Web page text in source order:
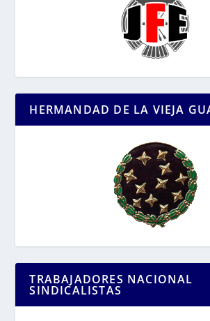
HERMANDAD DE LA VIEJA
TRABAJADORES NACIONAL
SINDICALISTAS